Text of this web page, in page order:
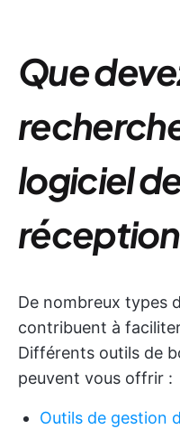
Que
logiciel
De nombreux types
contribuent à
Différents outils de
peuvent vous offrir :
Outils de gestion